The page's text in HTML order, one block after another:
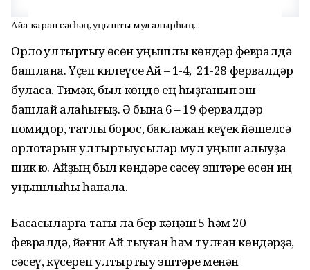
Айға ҡарап сәсһәң, уңышты мул алырһың...
Орлоҡ ултыртыу өсөн уңышлы көндәр февралдә
башлана. Үҫеп килеүсе Ай – 1-4, 21-28 фервалдәр
буласаҡ. Тимәк, был көндө ең һыҙғанып эш
башлай алаһығыҙ. Ә бына 6 – 19 фервалдәр
помидор, татлы борос, баклажан кеүек йәшелсә
орлоҡтарын ултыртыусылар мул уңыш алыуҙа
шик юҡ. Айҙың был көндәре сәсеү эштәре өсөн иң
уңышлыһы һанала.
Баҡсасыларға тағы ла бер кәңәш 5 һәм 20
февралдә, йәғни Ай тыуған һәм тулған көндәрҙә,
сәсеү, күсереп ултыртыу эштәре менән